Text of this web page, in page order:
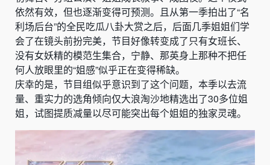
依然有效，但也逐渐变得可预测。且从第一季拍出了“名
利场后台”的全民吃瓜八卦大赏之后，后面几季姐姐们学
会了在镜头前扮完美，节目好像转变成了只有女班长、
没有女妖精的模范生集合，宁静、那英身上那种不把任
何人放眼里的“姐感”似乎正在变得稀缺。
庆幸的是，节目组似乎意识到了这个问题，本季以去流
量、重实力的选角倾向仅大浪淘沙地精选出了30多位姐
姐，试图提质减量以尽可能突出每个姐姐的独家灵魂。